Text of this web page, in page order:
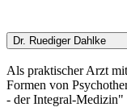
Dr. Ruediger Dahlke
Als praktischer Arzt
Formen von
- der Integral-Medizin"